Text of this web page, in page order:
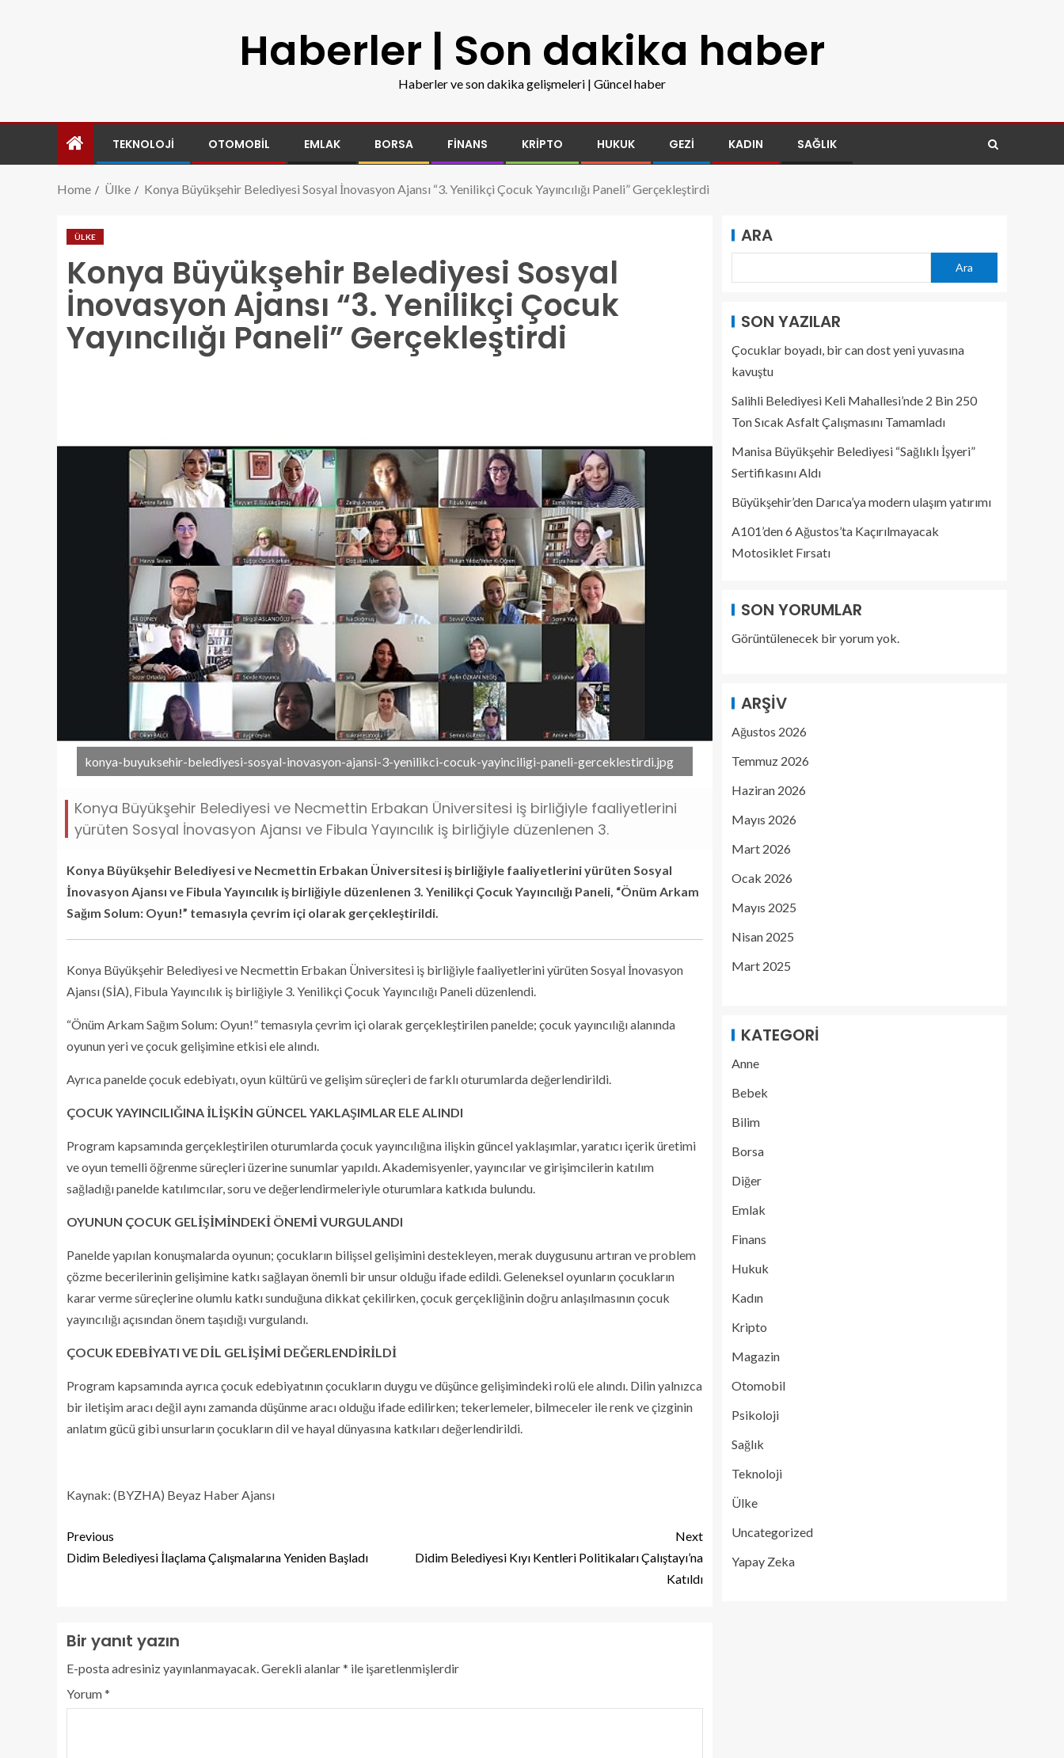
Haberler | Son dakika haber
Haberler ve son dakika gelişmeleri | Güncel haber
TEKNOLOJI OTOMOBIL EMLAK BORSA FINANS KRIPTO HUKUK GEZI KADIN SAĞLIK
Home Ülke Konya Büyükşehir Belediyesi Sosyal İnovasyon Ajansı “3. Yenilikçi Çocuk Yayıncılığı Paneli” Gerçekleştirdi
ÜLKE
Konya Büyükşehir Belediyesi Sosyal
İnovasyon Ajansı “3. Yenilikçi Çocuk
Yayıncılığı Paneli” Gerçekleştirdi
konya-buyuksehir-belediyesi-sosyal-inovasyon-ajansi-3-yenilikci-cocuk-yayinciligi-paneli-gerceklestirdi.jpg
Konya Büyükşehir Belediyesi ve Necmettin Erbakan Üniversitesi iş birliğiyle faaliyetlerini
yürüten Sosyal İnovasyon Ajansı ve Fibula Yayıncılık iş birliğiyle düzenlenen 3.
Konya Büyükşehir Belediyesi ve Necmettin Erbakan Üniversitesi iş birliğiyle faaliyetlerini yürüten Sosyal
İnovasyon Ajansı ve Fibula Yayıncılık iş birliğiyle düzenlenen 3. Yenilikçi Çocuk Yayıncılığı Paneli, “Önüm Arkam
Sağım Solum: Oyun!” temasıyla çevrim içi olarak gerçekleştirildi.
Konya Büyükşehir Belediyesi ve Necmettin Erbakan Üniversitesi iş birliğiyle faaliyetlerini yürüten Sosyal İnovasyon
Ajansı (SİA), Fibula Yayıncılık iş birliğiyle 3. Yenilikçi Çocuk Yayıncılığı Paneli düzenlendi.
“Önüm Arkam Sağım Solum: Oyun!” temasıyla çevrim içi olarak gerçekleştirilen panelde; çocuk yayıncılığı alanında
oyunun yeri ve çocuk gelişimine etkisi ele alındı.
Ayrıca panelde çocuk edebiyatı, oyun kültürü ve gelişim süreçleri de farklı oturumlarda değerlendirildi.
ÇOCUK YAYINCILIĞINA İLİŞKİN GÜNCEL YAKLAŞIMLAR ELE ALINDI
Program kapsamında gerçekleştirilen oturumlarda çocuk yayıncılığına ilişkin güncel yaklaşımlar, yaratıcı içerik üretimi
ve oyun temelli öğrenme süreçleri üzerine sunumlar yapıldı. Akademisyenler, yayıncılar ve girişimcilerin katılım
sağladığı panelde katılımcılar, soru ve değerlendirmeleriyle oturumlara katkıda bulundu.
OYUNUN ÇOCUK GELİŞİMİNDEKİ ÖNEMİ VURGULANDI
Panelde yapılan konuşmalarda oyunun; çocukların bilişsel gelişimini destekleyen, merak duygusunu artıran ve problem
çözme becerilerinin gelişimine katkı sağlayan önemli bir unsur olduğu ifade edildi. Geleneksel oyunların çocukların
karar verme süreçlerine olumlu katkı sunduğuna dikkat çekilirken, çocuk gerçekliğinin doğru anlaşılmasının çocuk
yayıncılığı açısından önem taşıdığı vurgulandı.
ÇOCUK EDEBİYATI VE DİL GELİŞİMİ DEĞERLENDİRİLDİ
Program kapsamında ayrıca çocuk edebiyatının çocukların duygu ve düşünce gelişimindeki rolü ele alındı. Dilin yalnızca
bir iletişim aracı değil aynı zamanda düşünme aracı olduğu ifade edilirken; tekerlemeler, bilmeceler ile renk ve çizginin
anlatım gücü gibi unsurların çocukların dil ve hayal dünyasına katkıları değerlendirildi.
Kaynak: (BYZHA) Beyaz Haber Ajansı
Previous
Didim Belediyesi İlaçlama Çalışmalarına Yeniden Başladı
Next
Didim Belediyesi Kıyı Kentleri Politikaları Çalıştayı’na
Katıldı
Bir yanıt yazın
E-posta adresiniz yayınlanmayacak.Gerekli alanlar* ile işaretlenmişlerdir
Yorum*
ARA
Ara
SON YAZILAR
Çocuklar boyadı, bir can dost yeni yuvasına
kavuştu
Salihli Belediyesi Keli Mahallesi’nde 2 Bin 250
Ton Sıcak Asfalt Çalışmasını Tamamladı
Manisa Büyükşehir Belediyesi “Sağlıklı İşyeri”
Sertifikasını Aldı
Büyükşehir’den Darıca’ya modern ulaşım yatırımı
A101’den 6 Ağustos’ta Kaçırılmayacak
Motosiklet Fırsatı
SON YORUMLAR
Görüntülenecek bir yorum yok.
ARŞIV
Ağustos 2026
Temmuz 2026
Haziran 2026
Mayıs 2026
Mart 2026
Ocak 2026
Mayıs 2025
Nisan 2025
Mart 2025
KATEGORI
Anne
Bebek
Bilim
Borsa
Diğer
Emlak
Finans
Hukuk
Kadın
Kripto
Magazin
Otomobil
Psikoloji
Sağlık
Teknoloji
Ülke
Uncategorized
Yapay Zeka